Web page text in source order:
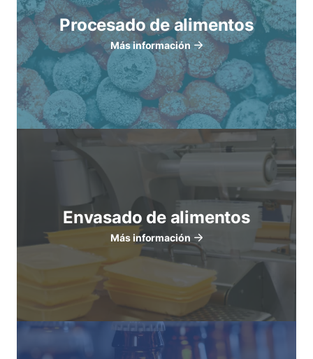
Procesado de alimentos
Más información
Envasado de alimentos
Más información